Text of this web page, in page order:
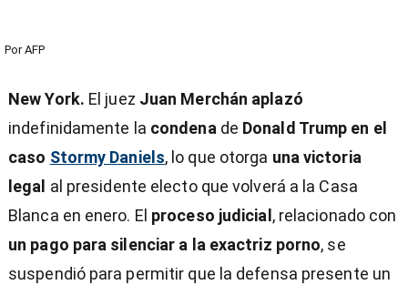
Por AFP
New York. El juez Juan Merchán aplazó
indefinidamente la condena de Donald Trump en el
caso Stormy Daniels, lo que otorga una victoria
legal al presidente electo que volverá a la Casa
Blanca en enero. El proceso judicial , relacionado con
un pago para silenciar a la exactriz porno, se
suspendió para permitir que la defensa presente un